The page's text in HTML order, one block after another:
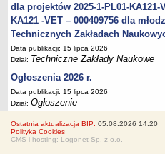
dla projektów 2025-1-PL01-KA121-
KA121 -VET – 000409756 dla
Technicznych Zakładach
Data publikacji: 15 lipca 2026
Dział: Techniczne Zakłady Naukowe
Ogłoszenia 2026 r.
Data publikacji: 15 lipca 2026
Dział:Ogłoszenie
Ostatnia aktualizacja BIP: 05.08.2026 14:20
Polityka Cookies
CMS i hosting: Logonet Sp. z o.o.